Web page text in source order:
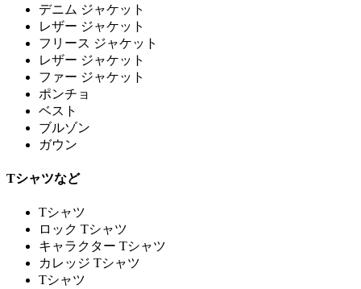
デニム ジャケット
レザー ジャケット
フリース ジャケット
レザー ジャケット
ファー ジャケット
ポンチョ
ベスト
ブルゾン
ガウン
Tシャツなど
Tシャツ
ロック Tシャツ
キャラクター Tシャツ
カレッジ Tシャツ
Tシャツ